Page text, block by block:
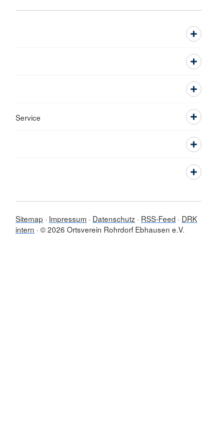
Service
Sitemap Impressum Datenschutz RSS-Feed
DRK
intern © 2026 Ortsverein Rohrdorf Ebhausen e.V.